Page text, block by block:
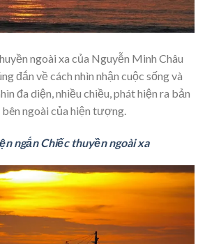
ngoài xa của Nguyễn Minh Châu
đắn về cách nhìn nhận cuộc sống và
đa diện, nhiều chiều, phát hiện ra bản
ngoài của hiện tượng.
ngắn Chiếc thuyền ngoài xa